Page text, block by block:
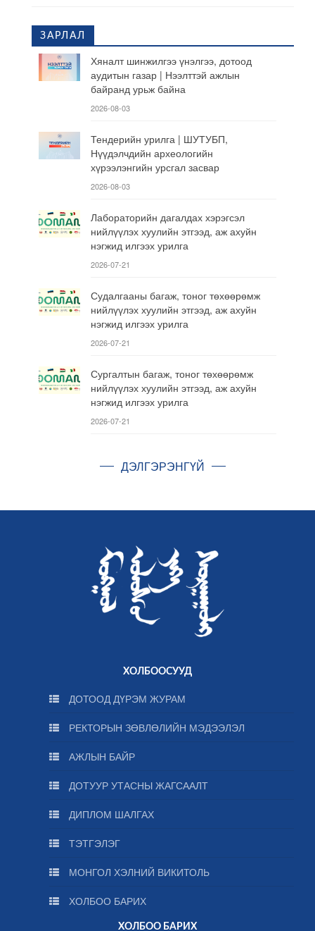
ЗАРЛАЛ
Хяналт шинжилгээ үнэлгээ, дотоод
аудитын газар | Нээлттэй ажлын
байранд урьж байна
2026-08-03
Тендерийн урилга | ШУТУБП,
Нүүдэлчдийн археологийн
хүрээлэнгийн урсгал засвар
2026-08-03
Лабораторийн дагалдах хэрэгсэл
нийлүүлэх хуулийн этгээд, аж ахуйн
нэгжид илгээх урилга
2026-07-21
Судалгааны багаж, тоног төхөөрөмж
нийлүүлэх хуулийн этгээд, аж ахуйн
нэгжид илгээх урилга
2026-07-21
Сургалтын багаж, тоног төхөөрөмж
нийлүүлэх хуулийн этгээд, аж ахуйн
нэгжид илгээх урилга
2026-07-21
ДЭЛГЭРЭНГҮЙ
ХОЛБООСУУД
ДОТООД ДҮРЭМ ЖУРАМ
РЕКТОРЫН ЗӨВЛӨЛИЙН МЭДЭЭЛЭЛ
АЖЛЫН БАЙР
ДОТУУР УТАСНЫ ЖАГСААЛТ
ДИПЛОМ ШАЛГАХ
ТЭТГЭЛЭГ
МОНГОЛ ХЭЛНИЙ ВИКИТОЛЬ
ХОЛБОО БАРИХ
ХОЛБОО БАРИХ